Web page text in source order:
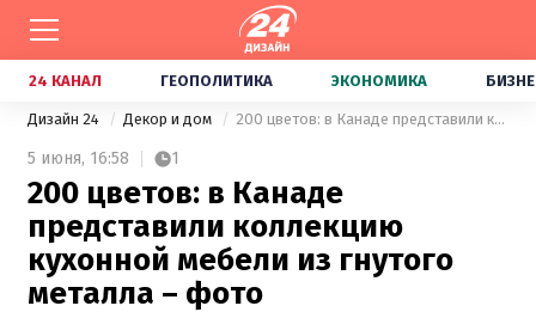
24 КАНАЛ ГЕОПОЛИТИКА ЭКОНОМИКА
Дизайн 24 Декор и дом 200 цветов: в Канаде представили коллекцию кухонной мебели из гнутого металла – фото
5 июня, 16:58 1
200 цветов: в Канаде
представили коллекцию
кухонной мебели из гнутого
металла – фото